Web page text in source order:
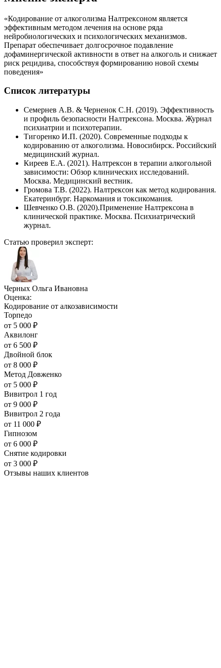
«Кодирование от алкоголизма Налтрексоном является
эффективным методом лечения на основе ряда
нейробиологических и психологических механизмов.
Препарат обеспечивает долгосрочное подавление
дофаминергической активности в ответ на алкоголь и снижает
риск рецидива, способствуя формированию новой схемы
поведения»
Список литературы
Семернев А.В. & Черненок С.Н. (2019). Эффективность
и профиль безопасности Налтрексона. Москва. Журнал
психиатрии и психотерапии.
Тигоренко И.П. (2020). Современные подходы к
кодированию от алкоголизма. Новосибирск. Российский
медицинский журнал.
Киреев Е.А. (2021). Налтрексон в терапии алкогольной
зависимости: Обзор клинических исследований.
Москва. Медицинский вестник.
Громова Т.В. (2022). Налтрексон как метод кодирования.
Екатеринбург. Наркомания и токсикомания.
Шевченко О.В. (2020).Применение Налтрексона в
клинической практике. Москва. Психиатрический
журнал.
Статью проверил эксперт:
Черных Ольга Ивановна
Оценка:
Кодирование от алкозависимости
Торпедо
от 5 000 ₽
Аквилонг
от 6 500 ₽
Двойной блок
от 8 000 ₽
Метод Довженко
от 5 000 ₽
Вивитрол 1 год
от 9 000 ₽
Вивитрол 2 года
от 11 000 ₽
Гипнозом
от 6 000 ₽
Снятие кодировки
от 3 000 ₽
Отзывы наших клиентов